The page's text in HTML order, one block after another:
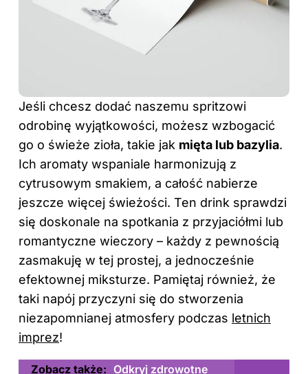
Jeśli chcesz dodać naszemu spritzowi
odrobinę wyjątkowości, możesz wzbogacić
go o świeże zioła, takie jak mięta lub bazylia.
Ich aromaty wspaniale harmonizują z
cytrusowym smakiem, a całość nabierze
jeszcze więcej świeżości. Ten drink sprawdzi
się doskonale na spotkania z przyjaciółmi lub
romantyczne wieczory – każdy z pewnością
zasmakuję w tej prostej, a jednocześnie
efektownej miksturze. Pamiętaj również, że
taki napój przyczyni się do stworzenia
niezapomnianej atmosfery podczas letnich
imprez!
Zobacz także: Odkryj zdrowotne